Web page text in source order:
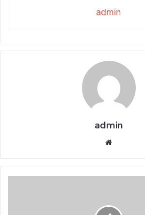
admin
admin